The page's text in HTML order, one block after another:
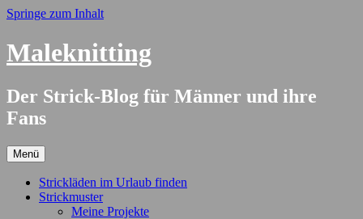
Springe zum Inhalt
Maleknitting
Der Strick-Blog für Männer und ihre
Fans
Menü
Strickläden im Urlaub finden
Strickmuster
Meine Projekte